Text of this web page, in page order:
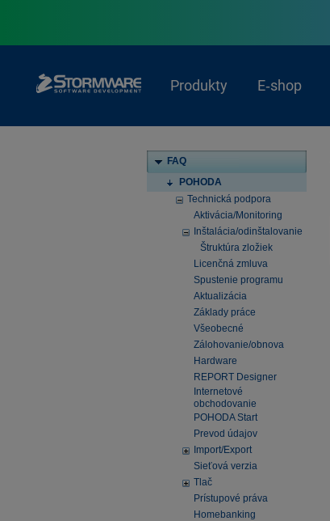
Produkty E‑shop
FAQ
POHODA
Technická podpora
Aktivácia/Monitoring
Inštalácia/odinštalovanie
Štruktúra zložiek
Licenčná zmluva
Spustenie programu
Aktualizácia
Základy práce
Všeobecné
Zálohovanie/obnova
Hardware
REPORT Designer
Internetové
obchodovanie
POHODA Start
Prevod údajov
Import/Export
Sieťová verzia
Tlač
Prístupové práva
Homebanking